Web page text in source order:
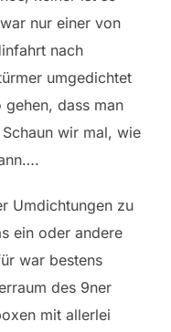
nur einer von
nach
umgedichtet
dass man
wir mal, wie
Umdichtungen zu
ein oder andere
war bestens
des 9ner
mit allerlei